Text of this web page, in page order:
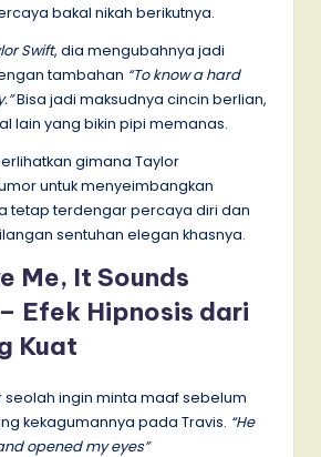
bakal nikah berikutnya.
Swift, dia mengubahnya jadi
tambahan “To know a hard
Bisa jadi maksudnya cincin berlian,
lain yang bikin pipi memanas.
gimana Taylor
untuk menyeimbangkan
tetap terdengar percaya diri dan
sentuhan elegan khasnya.
Me, It Sounds
Efek Hipnosis dari
Kuat
seolah ingin minta maaf sebelum
kekagumannya pada Travis. “He
opened my eyes”